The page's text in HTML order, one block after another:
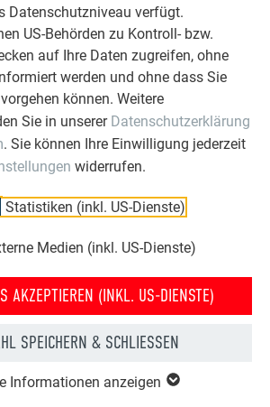
Datenschutzniveau verfügt.
US-Behörden zu Kontroll- bzw.
auf Ihre Daten zugreifen, ohne
werden und ohne dass Sie
können. Weitere
Sie in unserer Datenschutzerklärung
. Sie können Ihre Einwilligung jederzeit
widerrufen.
Statistiken (inkl. US-Dienste)
Medien (inkl. US-Dienste)
AKZEPTIEREN (INKL. US-DIENSTE)
SPEICHERN & SCHLIESSEN
Informationen anzeigen
× 44 ,Wandraute 44 × 44
Bilder zum Download bereit